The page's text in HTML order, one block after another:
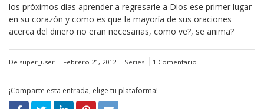
los próximos días aprender a regresarle a Dios ese primer lugar
en su corazón y como es que la mayoría de sus oraciones
acerca del dinero no eran necesarias, como ve?, se anima?
De super_user Febrero 21, 2012 Series 1 Comentario
¡Comparte esta entrada, elige tu plataforma!